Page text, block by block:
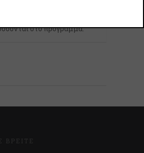
εξειδίκευση στα θέματα
στο πρόγραμμα.
ΒΡΕΊΤΕ